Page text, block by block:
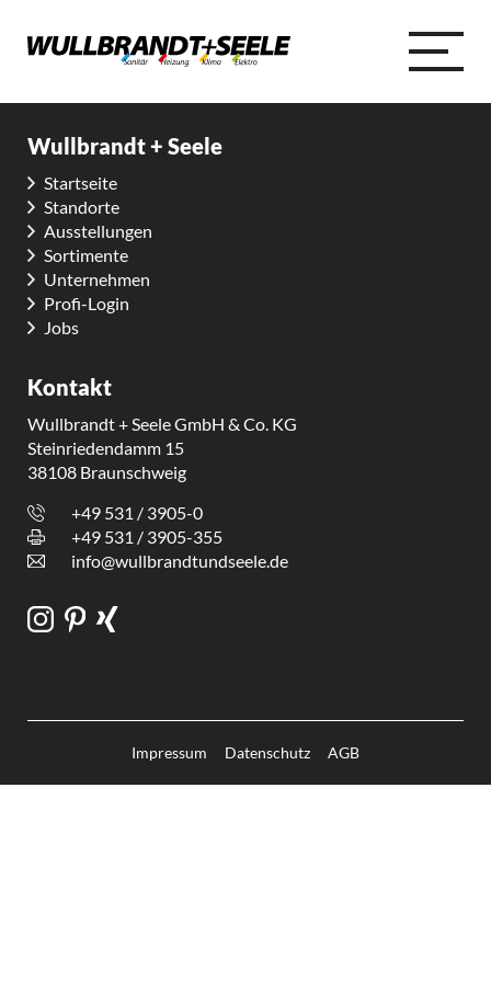
Wullbrandt + Seele
Startseite
Standorte
Ausstellungen
Sortimente
Unternehmen
Profi-Login
Jobs
Kontakt
Wullbrandt + Seele GmbH & Co. KG
Steinriedendamm 15
38108 Braunschweig
+49 531 / 3905-0
+49 531 / 3905-355
info@wullbrandtundseele.de
Impressum Datenschutz AGB